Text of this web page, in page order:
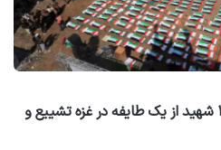
۴۴ کودک در میان قربانیان؛ ۱۱۲ شهید از یک طایفه در غزه تشییع و